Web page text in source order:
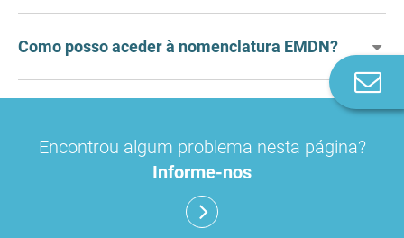
Como posso aceder à nomenclatura EMDN?
Encontrou algum problema nesta página?
Informe-nos